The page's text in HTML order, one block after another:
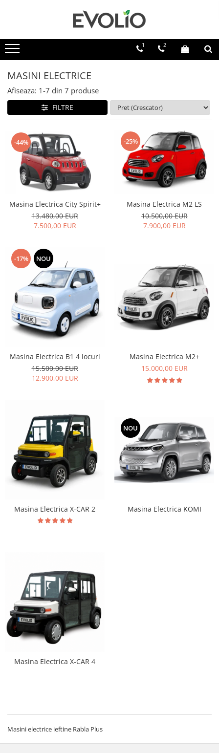
1 2
MASINI ELECTRICE
Afiseaza: 1-7 din 7 produse
FILTRE
-44%
Masina Electrica City Spirit+
13.480,00 EUR
7.500,00 EUR
-25%
Masina Electrica M2 LS
10.500,00 EUR
7.900,00 EUR
-17% NOU
Masina Electrica B1 4 locuri
15.500,00 EUR
12.900,00 EUR
Masina Electrica M2+
15.000,00 EUR
Masina Electrica X-CAR 2
NOU
Masina Electrica KOMI
Masina Electrica X-CAR 4
Masini electrice ieftine Rabla Plus